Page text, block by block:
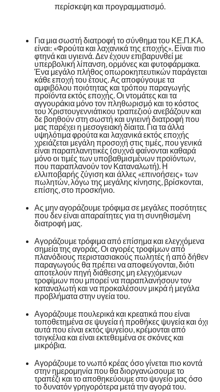
περίσκεψη και προγραμματισμό.
Για μια σωστή διατροφή το σύνθημα του ΚΕ.Π.ΚΑ.
είναι: «Φρούτα και λαχανικά της εποχής». Είναι πιο
φτηνά και υγιεινά. Δεν έχουν επιβαρυνθεί με
υπερβολική λίπανση, ορμόνες και φυτοφάρμακα.
Ένα μεγάλο πλήθος οπωροκηπευτικών παράγεται
κάθε εποχή του έτους. Ας αποφύγουμε τα
αμφιβόλου ποιότητας και τρόπου παραγωγής
προϊόντα εκτός εποχής. Οι ντομάτες και τα
αγγουράκια μόνο τον πληθωρισμό και το κόστος
του Χριστουγεννιάτικου τραπεζιού ανεβάζουν και
δε βοηθούν στη σωστή και υγιεινή διατροφή που
μας παρέχει η μεσογειακή δίαιτα. Για τα άλλα
υψηλότιμα φρούτα και λαχανικά εκτός εποχής
χρειάζεται μεγάλη προσοχή στις τιμές, που γενικά
είναι παραπλανητικές (συχνά φαίνονται καθαρά
μόνο οι τιμές των υποβαθμισμένων προϊόντων,
που παραπλανούν τον Καταναλωτή). Η
ελλιποβαρής ζύγιση και άλλες «επινοήσεις» των
πωλητών, λόγω της μεγάλης κίνησης, βρίσκονται,
επίσης, στο προσκήνιο.
Ας μην αγοράζουμε τρόφιμα σε μεγάλες ποσότητες
που δεν είναι απαραίτητες για τη συνηθισμένη
διατροφή μας.
Αγοράζουμε τρόφιμα από επίσημα και ελεγχόμενα
σημεία της αγοράς. Οι αγορές τροφίμων από
πλανόδιους περιστασιακούς πωλητές ή από δήθεν
παραγωγούς θα πρέπει να αποφεύγονται, διότι
αποτελούν πηγή διάθεσης μη ελεγχόμενων
τροφίμων που μπορεί να παραπλανήσουν τον
καταναλωτή και να προκαλέσουν μικρά ή μεγάλα
προβλήματα στην υγεία του.
Αγοράζουμε πουλερικά και κρεατικά που είναι
τοποθετημένα σε ψυγεία ή προθήκες ψυγεία και όχι
αυτά που είναι εκτός ψυγείου, κρέμονται από
τσιγκέλια και είναι εκτεθειμένα σε σκόνες και
μικρόβια.
Αγοράζουμε το νωπό κρέας όσο γίνεται πιο κοντά
στην ημερομηνία που θα διοργανώσουμε το
τραπέζι και το αποθηκεύουμε στο ψυγείο μας όσο
το δυνατόν γρηγορότερα μετά την αγορά του.